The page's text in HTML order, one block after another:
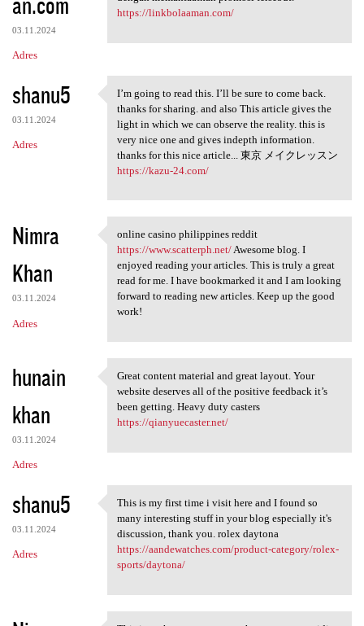
03.11.2024
Adres
https://linkbolaaman.com/
shanu5
03.11.2024
Adres
I’m going to read this. I’ll
I’m going to read this. I’ll be sure to come back.
thanks for sharing. and also This article gives the
light in which we can observe the reality. this is
very nice one and gives indepth information.
thanks for this nice article... 東京 メイクレッスン
https://kazu-24.com/
Nimra
Khan
03.11.2024
Adres
online casino philippines
online casino philippines reddit
https://www.scatterph.net/Awesome blog. I
enjoyed reading your articles. This is truly a great
read for me. I have bookmarked it and I am looking
forward to reading new articles. Keep up the good
work!
hunain
khan
03.11.2024
Adres
Great content material and
Great content material and great layout. Your
website deserves all of the positive feedback it’s
been getting. Heavy duty casters
https://qianyuecaster.net/
shanu5
03.11.2024
Adres
This is my first time i visit
This is my first time i visit here and I found so
many interesting stuff in your blog especially it's
discussion, thank you. rolex daytona
https://aandewatches.com/product-category/rolex-
sports/daytona/